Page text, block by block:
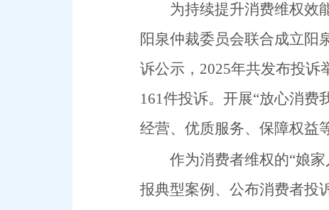
为持续提升消费维权效
阳泉仲裁委员会联合成立阳
诉公示， 2025年共发布投诉
161件投诉。 开展“放心消费
经营、优质服务、保障权益
作为消费者维权的“娘
报典型案例、公布消费者投